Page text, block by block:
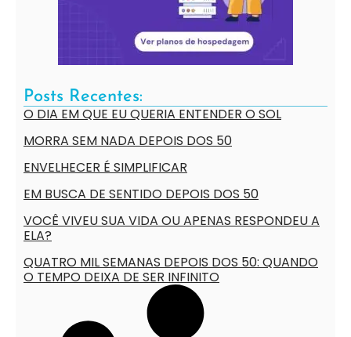
Posts Recentes:
O DIA EM QUE EU QUERIA ENTENDER O SOL
MORRA SEM NADA DEPOIS DOS 50
ENVELHECER É SIMPLIFICAR
EM BUSCA DE SENTIDO DEPOIS DOS 50
VOCÊ VIVEU SUA VIDA OU APENAS RESPONDEU A
ELA?
QUATRO MIL SEMANAS DEPOIS DOS 50: QUANDO
O TEMPO DEIXA DE SER INFINITO